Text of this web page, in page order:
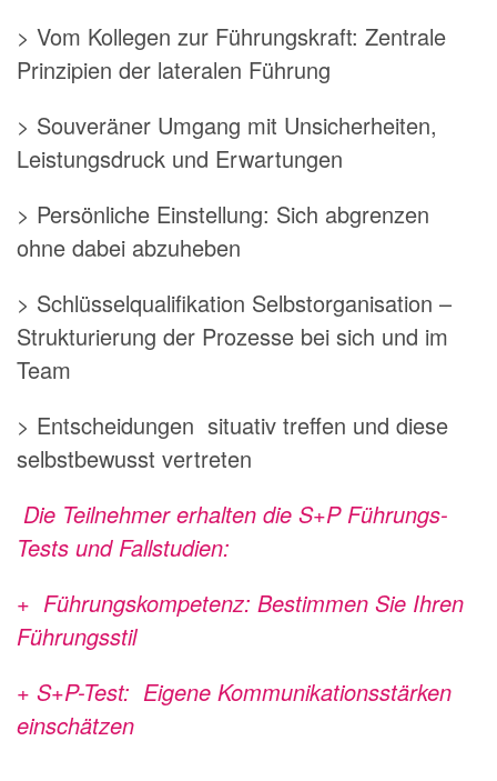
> Vom Kollegen zur Führungskraft: Zentrale
Prinzipien der lateralen Führung
> Souveräner Umgang mit Unsicherheiten,
Leistungsdruck und Erwartungen
> Persönliche Einstellung: Sich abgrenzen
ohne dabei abzuheben
> Schlüsselqualifikation Selbstorganisation –
Strukturierung der Prozesse bei sich und im
Team
> Entscheidungen situativ treffen und diese
selbstbewusst vertreten
Die Teilnehmer erhalten die S+P Führungs-
Tests undFallstudien:
+ Führungskompetenz: Bestimmen Sie Ihren
Führungsstil
+ S+P-Test: Eigene Kommunikationsstärken
einschätzen